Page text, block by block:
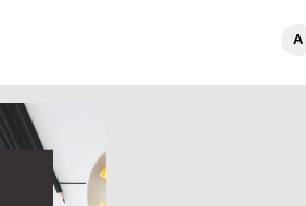
A